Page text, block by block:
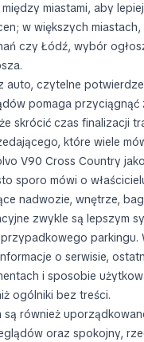
miastami, aby
w większych miastach,
czy Łódź, wybór
auto, czytelne
pomaga
skrócić czas finalizacji
które wiele
V90 Cross Country
sporo mówi o
nadwozie, wnętrze,
zwykle są lepszym
o serwisie,
i sposobie
ogólniki bez treści.
są również
oraz spokojny,